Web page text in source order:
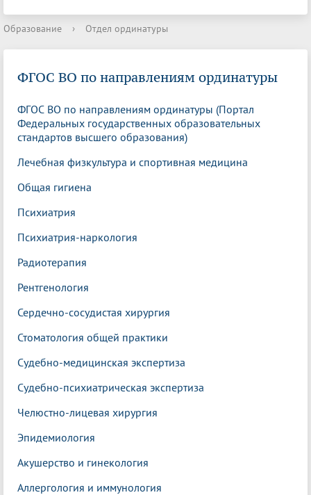
Образование › Отдел ординатуры
ФГОС ВО по направлениям ординатуры
ФГОС ВО по направлениям ординатуры (Портал
Федеральных государственных образовательных
стандартов высшего образования)
Лечебная физкультура и спортивная медицина
Общая гигиена
Психиатрия
Психиатрия-наркология
Радиотерапия
Рентгенология
Сердечно-сосудистая хирургия
Стоматология общей практики
Судебно-медицинская экспертиза
Судебно-психиатрическая экспертиза
Челюстно-лицевая хирургия
Эпидемиология
Акушерство и гинекология
Аллергология и иммунология